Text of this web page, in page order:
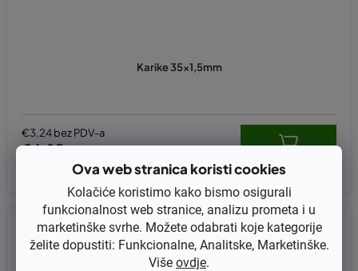
Ova web stranica koristi cookies
Kolačiće koristimo kako bismo osigurali
funkcionalnost web stranice, analizu prometa i u
marketinške svrhe. Možete odabrati koje kategorije
želite dopustiti: Funkcionalne, Analitske, Marketinške.
Više ovdje.
Karike 35x1,5mm
€3,24 bez PDV-a
€4,05
Kod:KB-0592